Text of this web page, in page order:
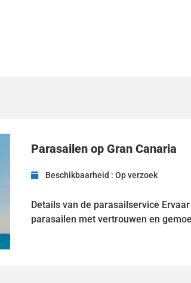
Parasailen op Gran Canaria
Beschikbaarheid : Op verzoek
Details van de parasailservice
parasailen met vertrouwen en